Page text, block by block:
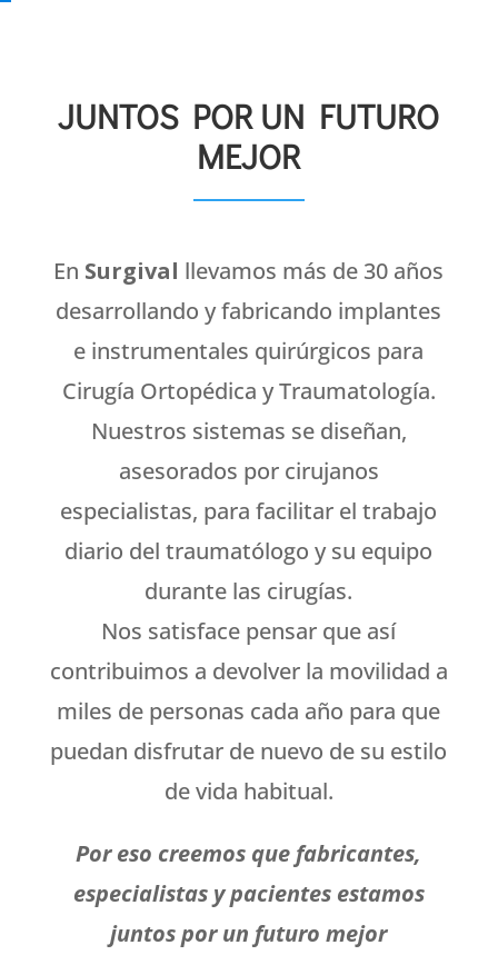
JUNTOS POR UN FUTURO
MEJOR
En Surgival llevamos más de 30 años
desarrollando y fabricando implantes
e instrumentales quirúrgicos para
Cirugía Ortopédica y Traumatología.
Nuestros sistemas se diseñan,
asesorados por cirujanos
especialistas, para facilitar el trabajo
diario del traumatólogo y su equipo
durante las cirugías.
Nos satisface pensar que así
contribuimos a devolver la movilidad a
miles de personas cada año para que
puedan disfrutar de nuevo de su estilo
de vida habitual.
Por eso creemos que fabricantes,
especialistas y pacientes estamos
juntos por un futuro mejor